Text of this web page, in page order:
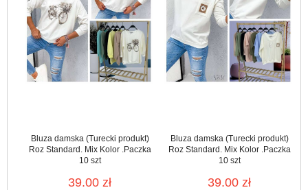
Bluza damska (Turecki produkt)
Roz Standard. Mix Kolor .Paczka
10 szt
39.00 zł
Bluza damska (Turecki produkt)
Roz Standard. Mix Kolor .Paczka
10 szt
39.00 zł